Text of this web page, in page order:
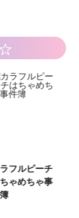
☆
フルピーチ
ゃめちゃ事